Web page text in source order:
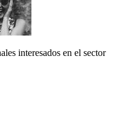
interesados en el sector